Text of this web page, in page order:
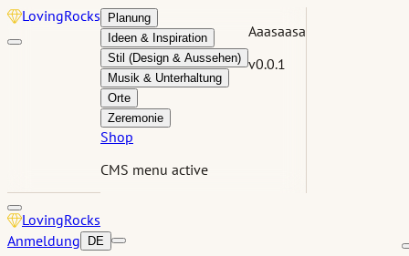
LovingRocks
Planung
Ideen & Inspiration
Stil (Design & Aussehen)
Musik & Unterhaltung
Orte
Zeremonie
Shop
CMS menu active
Aaasaasa
v0.0.1
LovingRocks
Anmeldung
DE